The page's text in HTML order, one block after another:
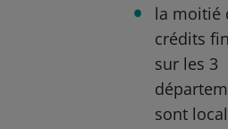
la moitié
crédits
sur les 3
sont